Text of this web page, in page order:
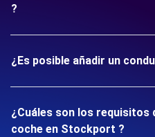
?
¿Es posible añadir un
¿Cuáles son los requisitos
coche en Stockport ?